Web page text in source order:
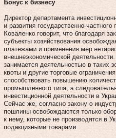
Бонус к бизнесу
Директор департамента
и развития государственно-
Коваленко говорит, что благодаря
субъекты хозяйствования
платежами и применения мер
внешнеэкономической
занимается деятельностью в таких
квоты и другие торговые
способствовать повышению
промышленного типа, а
инвестиционной деятельности в
Сейчас же, согласно закону о
пошлины освобождаются только
к нему, которые не производятся в
подакцизными товарами.